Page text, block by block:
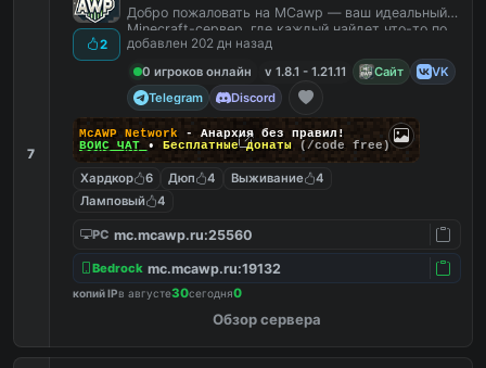
7
2
Добро пожаловать на MCawp — ваш идеальный
Minecraft-сервер, где каждый найдет что-то по
душе!
добавлен 202 дн назад
0 игроков онлайн
v 1.8.1 - 1.21.11 Сайт
VK
Telegram
Discord
McAWP Network
- Анархия без правил!
ВОЙС ЧАТ
• Бесплатные донаты (/code free)
Хардкор 6 Дюп 4 Выживание
4
Ламповый
4
PC mc.mcawp.ru:25560
Bedrock mc.mcawp.ru:19132
копий IPв августе30сегодня0
Обзор сервера